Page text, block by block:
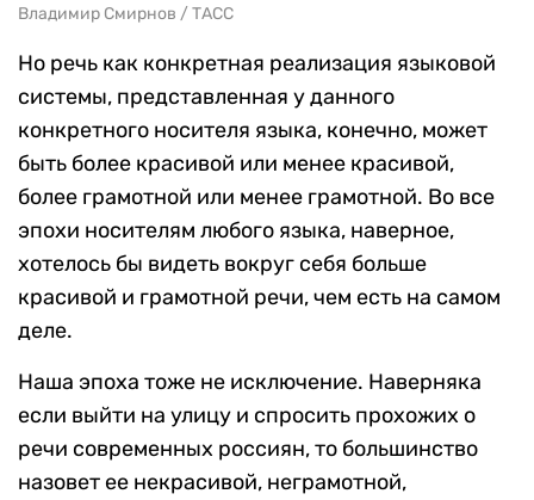
Владимир Смирнов / ТАСС
Но речь как конкретная реализация языковой
системы, представленная у данного
конкретного носителя языка, конечно, может
быть более красивой или менее красивой,
более грамотной или менее грамотной. Во все
эпохи носителям любого языка, наверное,
хотелось бы видеть вокруг себя больше
красивой и грамотной речи, чем есть на самом
деле.
Наша эпоха тоже не исключение. Наверняка
если выйти на улицу и спросить прохожих о
речи современных россиян, то большинство
назовет ее некрасивой, неграмотной,